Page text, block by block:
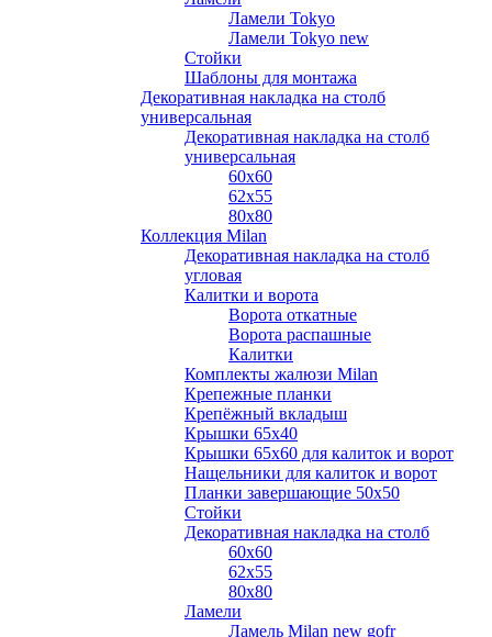
Ламели Tokyo
Ламели Tokyo new
Стойки
Шаблоны для монтажа
Декоративная накладка на столб
универсальная
Декоративная накладка на столб
универсальная
60х60
62х55
80х80
Коллекция Milan
Декоративная накладка на столб
угловая
Калитки и ворота
Ворота откатные
Ворота распашные
Калитки
Комплекты жалюзи Milan
Крепежные планки
Крепёжный вкладыш
Крышки 65х40
Крышки 65х60 для калиток и ворот
Нащельники для калиток и ворот
Планки завершающие 50х50
Стойки
Декоративная накладка на столб
60х60
62х55
80х80
Ламели
Ламель Milan new gofr